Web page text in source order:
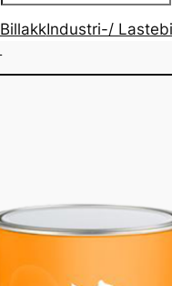
BillakkIndustri-/